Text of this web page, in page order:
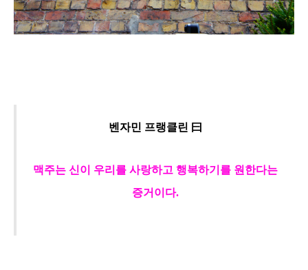
벤자민 프랭클린 曰
맥주는 신이 우리를 사랑하고 행복하기를 원한다는
증거이다.